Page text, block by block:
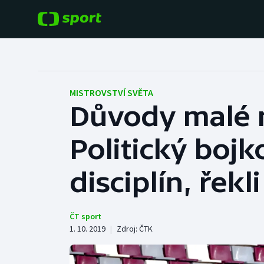
Hokej
Tenis
Atletika
Baseball a softbal
Basketbal
Biatlon
MISTROVSTVÍ SVĚTA
Důvody malé
Politický
disciplín,
ČT sport
1. 10. 2019 | Zdroj: ČTK